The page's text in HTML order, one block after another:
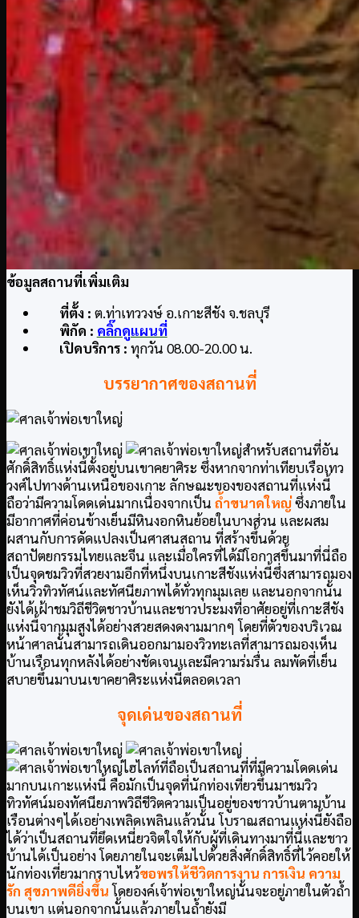
ข้อมูลสถานที่เพิ่มเติม
ที่ตั้ง : ต.ท่าเทววงษ์ อ.เกาะสีชัง จ.ชลบุรี
พิกัด : คลิ๊กดูแผนที่
เปิดบริการ : ทุกวัน 08.00-20.00 น.
บรรยากาศของสถานที่
สำหรับสถานที่อัน
ศักดิ์สิทธิ์แห่งนี้ตั้งอยู่บนเขาคยาศิระ ซึ่งหากจากท่าเทียบเรือเทว
วงศ์ไปทางด้านเหนือของเกาะ ลักษณะของของสถานที่แห่งนี้
ถือว่ามีความโดดเด่นมากเนื่องจากเป็น ถ้ำขนาดใหญ่ซึ่งภายใน
มีอากาศที่ค่อนข้างเย็นมีหินงอกหินย้อยในบางส่วน และผสม
ผสานกับการดัดแปลงเป็นศาสนสถาน ที่สร้างขึ้นด้วย
สถาปัตยกรรมไทยและจีน และเมื่อใครที่ได้มีโอกาสขึ้นมาที่นี่ถือ
เป็นจุดชมวิวที่สวยงามอีกที่หนึ่งบนเกาะสีชังแห่งนี้ซึ่งสามารถมอง
เห็นวิวทิวทัศน์และทัศนียภาพได้ทั่วทุกมุมเลย และนอกจากนั้น
ยังได้เฝ้าชมวิถีชีวิตชาวบ้านและชาวประมงที่อาศัยอยู่ที่เกาะสีชัง
แห่งนี้จากมุมสูงได้อย่างสวยสดงดงามมากๆ โดยที่ตัวของบริเวณ
หน้าศาลนั้นสามารถเดินออกมามองวิวทะเลที่สามารถมองเห็น
บ้านเรือนทุกหลังได้อย่างชัดเจนและมีความร่มรื่น ลมพัดที่เย็น
สบายขึ้นมาบนเขาคยาศิระแห่งนี้ตลอดเวลา
จุดเด่นของสถานที่
ไฮไลท์ที่ถือเป็นสถานที่ที่มีความโดดเด่น
มากบนเกาะแห่งนี้ คือมักเป็นจุดที่นักท่องเที่ยวขึ้นมาชมวิว
ทิวทัศน์มองทัศนียภาพวิถีชีวิตความเป็นอยู่ของชาวบ้านตามบ้าน
เรือนต่างๆได้เอย่างเพลิดเพลินแล้วนั้น โบราณสถานแห่งนี้ยังถือ
ได้ว่าเป็นสถานที่ยึดเหนี่ยวจิตใจให้กับผู้ที่เดินทางมาที่นี้และชาว
บ้านได้เป็นอย่าง โดยภายในจะเต็มไปด้วยสิ่งศักดิ์สิทธิ์ที่ไว้คอยให้
นักท่องเที่ยวมากราบไหว้ขอพรให้ชีวิตการงาน การเงิน ความ
รัก สุขภาพดียิ่งขึ้นโดยองค์เจ้าพ่อเขาใหญ่นั้นจะอยู่ภายในตัวถ้ำ
บนเขา แต่นอกจากนั้นแล้วภายในถ้ำยังมี